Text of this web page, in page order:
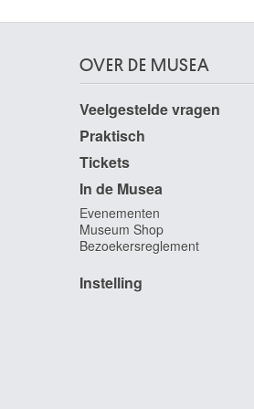
OVER DE MUSEA
Veelgestelde vragen
Praktisch
Tickets
In de Musea
Evenementen
Museum Shop
Bezoekersreglement
Instelling